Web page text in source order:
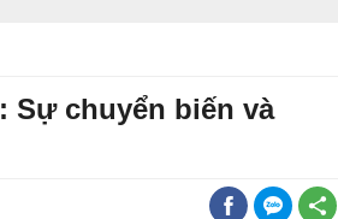
Sự chuyển biến và